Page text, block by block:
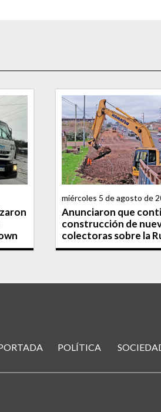
miércoles 5 de agosto de
Anunciaron que
construcción de
colectoras sobre la
POLÍTICA